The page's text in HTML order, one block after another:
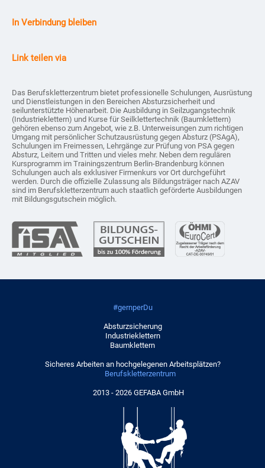
In Verbindung bleiben
Link teilen via
Das Berufskletterzentrum bietet professionelle Schulungen, Ausrüstung
und Dienstleistungen in den Bereichen Absturzsicherheit und
seilunterstützte Höhenarbeit. Die Ausbildung in Seilzugangstechnik
(Industrieklettern) und Kurse für Seilklettertechnik (Baumklettern)
gehören ebenso zum Angebot, wie z.B. Unterweisungen zum richtigen
Umgang mit persönlicher Schutzausrüstung gegen Absturz (PSAgA),
Schulungen im Freimessen, Lehrgänge zur Prüfung von PSA gegen
Absturz, Leitern und Tritten und vieles mehr. Neben dem regulären
Kursprogramm im Trainingszentrum Berlin-Brandenburg können
Schulungen auch als exklusiver Firmenkurs vor Ort durchgeführt
werden. Durch die offizielle Zulassung als Bildungsträger nach AZAV
sind im Berufskletterzentrum auch staatlich geförderte Ausbildungen
mit Bildungsgutschein möglich.
#gernperDu
Absturzsicherung
Industrieklettern
Baumklettern
Sicheres Arbeiten an hochgelegenen Arbeitsplätzen?
Berufskletterzentrum
2013 - 2026 GEFABA GmbH